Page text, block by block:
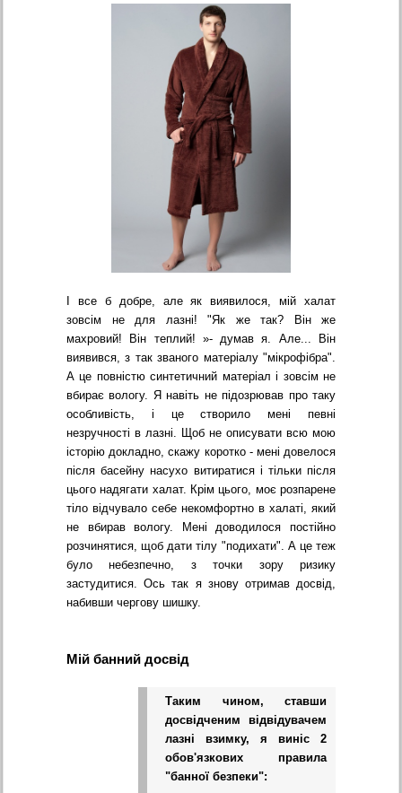
І все б добре, але як виявилося, мій халат
зовсім не для лазні! "Як же так? Він же
махровий! Він теплий! »- думав я. Але... Він
виявився, з так званого матеріалу "мікрофібра".
А це повністю синтетичний матеріал і зовсім не
вбирає вологу. Я навіть не підозрював про таку
особливість, і це створило мені певні
незручності в лазні. Щоб не описувати всю мою
історію докладно, скажу коротко - мені довелося
після басейну насухо витиратися і тільки після
цього надягати халат. Крім цього, моє розпарене
тіло відчувало себе некомфортно в халаті, який
не вбирав вологу. Мені доводилося постійно
розчинятися, щоб дати тілу "подихати". А це теж
було небезпечно, з точки зору ризику
застудитися. Ось так я знову отримав досвід,
набивши чергову шишку.
Мій банний досвід
Таким чином, ставши
досвідченим відвідувачем
лазні взимку, я виніс 2
обов'язкових правила
"банної безпеки":